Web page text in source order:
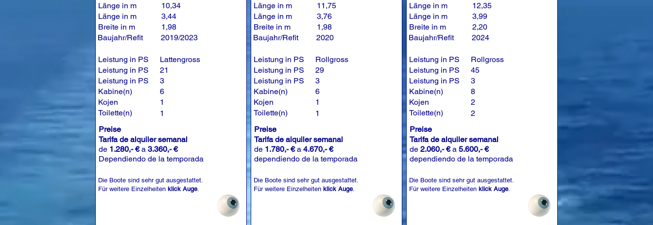
Länge in m
Länge in m
Breite in m
Baujahr/Refit
Leistung in PS
Leistung in PS
Leistung in PS
Kabine(n)
Kojen
Toilette(n)
10,34
3,44
1,98
2019/2023
Lattengross
21
3
6
1
1
Preise
Tarifa de alquiler semanal
de 1.280,- €a 3.360,- €
Dependiendo de la temporada
Die Boote sind sehr gut ausgestattet.
Für weitere Einzelheiten klick Auge.
Länge in m
Länge in m
Breite in m
Baujahr/Refit
Leistung in PS
Leistung in PS
Leistung in PS
Kabine(n)
Kojen
Toilette(n)
11,75
3,76
1,98
2020
Rollgross
29
3
6
1
1
Preise
Tarifa de alquiler semanal
de 1.780,- €a 4.670,- €
dependiendo de la temporada
Die Boote sind sehr gut ausgestattet.
Für weitere Einzelheiten klick Auge.
Länge in m
Länge in m
Breite in m
Baujahr/Refit
Leistung in PS
Leistung in PS
Leistung in PS
Kabine(n)
Kojen
Toilette(n)
12,35
3,99
2,20
2024
Rollgross
45
3
8
2
2
Preise
Tarifa de alquiler semanal
de 2.060,- €a 5.600,- €
dependiendo de la temporada
Die Boote sind sehr gut ausgestattet.
Für weitere Einzelheiten klick Auge.